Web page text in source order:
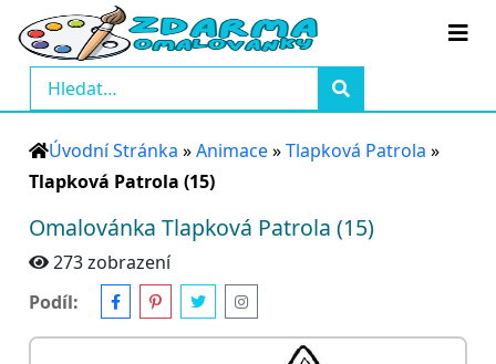
Úvodní Stránka »Animace»Tlapková Patrola »
Tlapková Patrola (15)
Omalovánka Tlapková Patrola (15)
273 zobrazení
Podíl: